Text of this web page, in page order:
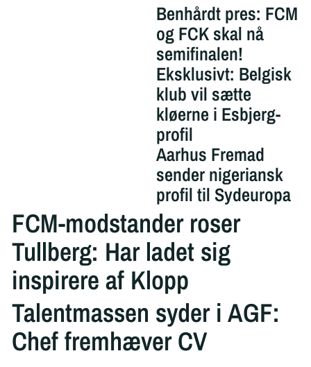
Benhårdt pres: FCM
og FCK skal nå
semifinalen!
Eksklusivt: Belgisk
klub vil sætte
kløerne i Esbjerg-
profil
Aarhus Fremad
sender nigeriansk
profil til Sydeuropa
FCM-modstander roser
Tullberg: Har ladet sig
inspirere af Klopp
Talentmassen syder i AGF:
Chef fremhæver CV